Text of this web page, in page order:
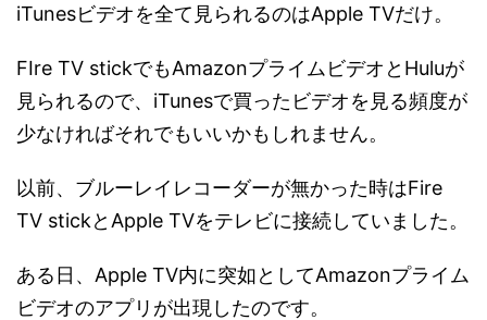
iTunesビデオを全て見られるのはApple TVだけ。
FIre TV stickでもAmazonプライムビデオとHuluが
見られるので、iTunesで買ったビデオを見る頻度が
少なければそれでもいいかもしれません。
以前、ブルーレイレコーダーが無かった時はFire
TV stickとApple TVをテレビに接続していました。
ある日、Apple TV内に突如としてAmazonプライム
ビデオのアプリが出現したのです。